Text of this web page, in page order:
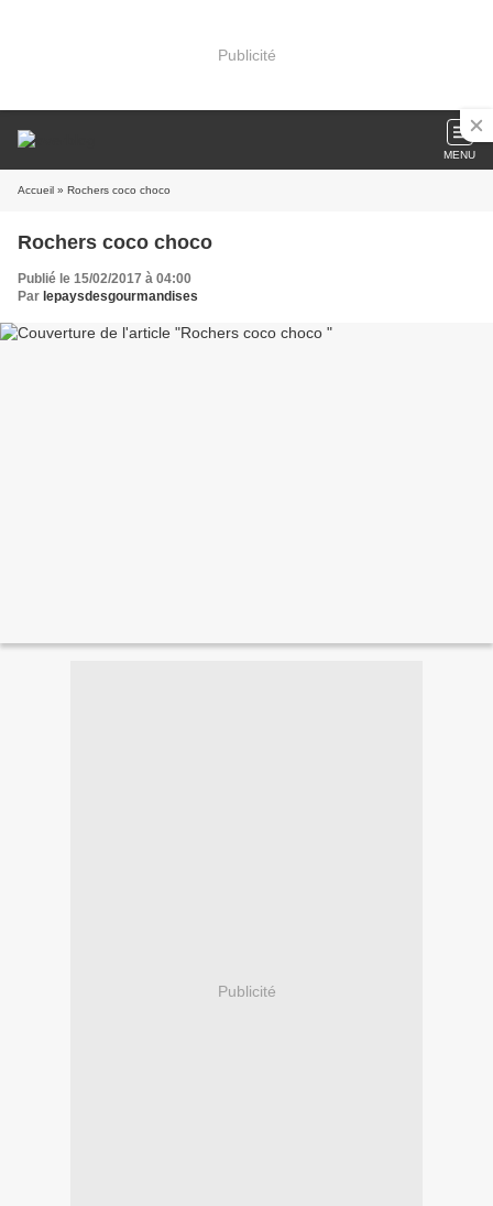
Publicité
MENU
Accueil » Rochers coco choco
Rochers coco choco
Publié le 15/02/2017 à 04:00
Par lepaysdesgourmandises
Publicité